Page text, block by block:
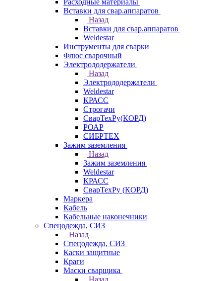
Расходные материалы
Вставки для свар.аппаратов
Назад
Вставки для свар.аппаратов
Weldestar
Инструменты для сварки
Флюс сварочный
Электрододержатели
Назад
Электрододержатели
Weldestar
КРАСС
Строгачи
СварТехРу(КОРД)
РОАР
СИБРТЕХ
Зажим заземления
Назад
Зажим заземления
Weldestar
КРАСС
СварТехРу (КОРД)
Маркера
Кабель
Кабельные наконечники
Спецодежда, СИЗ
Назад
Спецодежда, СИЗ
Каски защитные
Краги
Маски сварщика
Назад